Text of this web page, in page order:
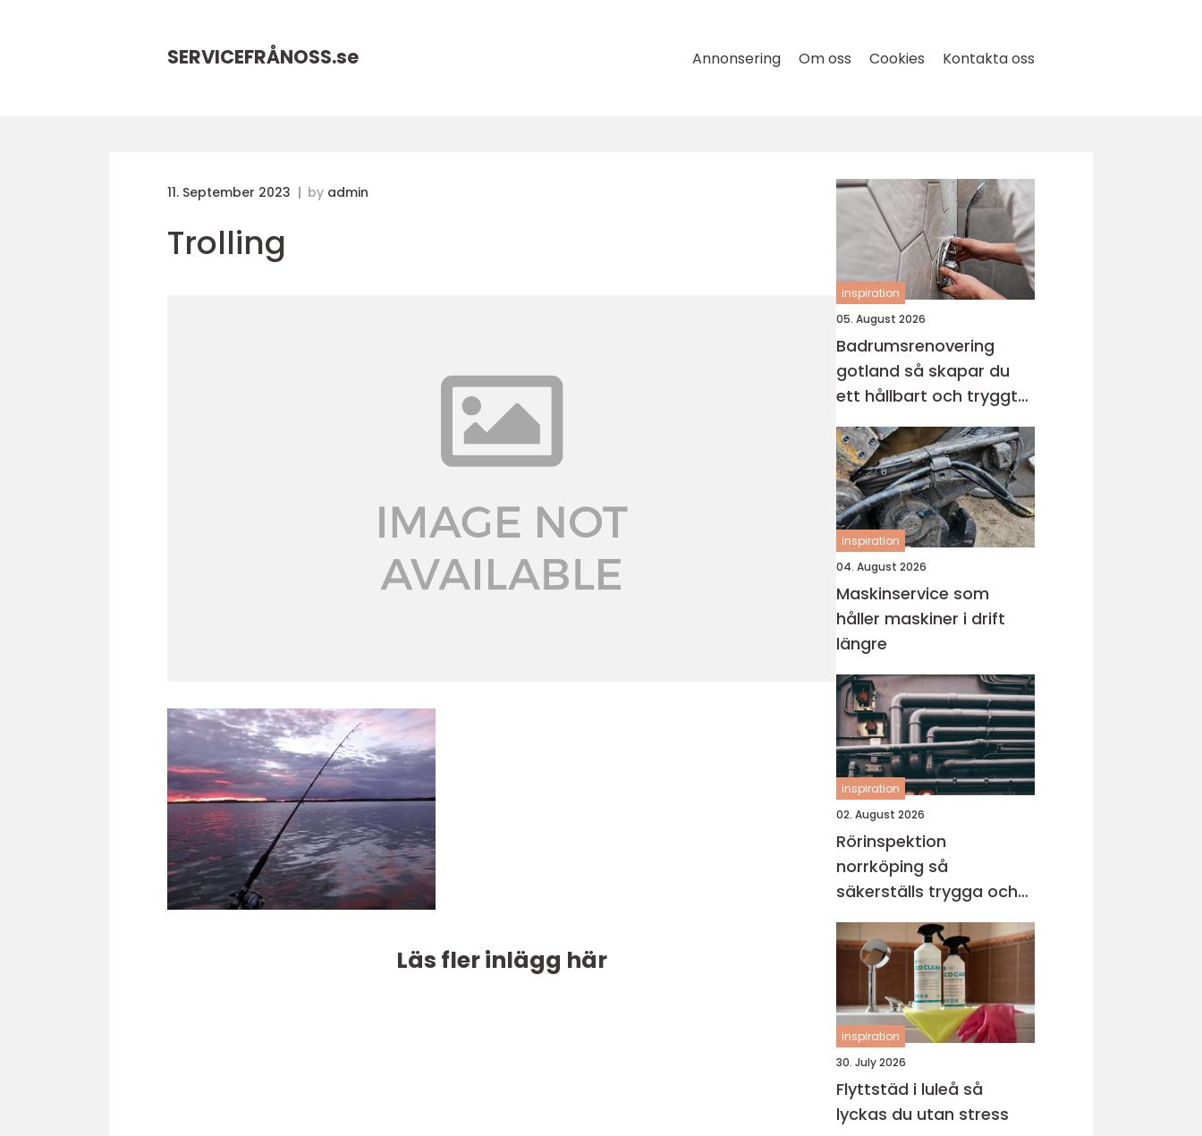
SERVICEFRÅNOSS.se Annonsering Om oss Cookies Kontakta oss
11. September 2023 by admin
Trolling
Läs fler inlägg här
inspiration
05. August 2026
Badrumsrenovering
gotland så skapar du
ett hållbart och tryggt
badrum
inspiration
04. August 2026
Maskinservice som
håller maskiner i drift
längre
inspiration
02. August 2026
Rörinspektion
norrköping så
säkerställs trygga och
hållbara avloppssystem
inspiration
30. July 2026
Flyttstäd i luleå så
lyckas du utan stress